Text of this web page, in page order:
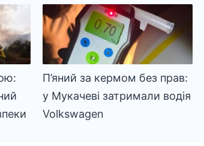
П’яний за кермом без прав:
у Мукачеві затримали водія
Volkswagen